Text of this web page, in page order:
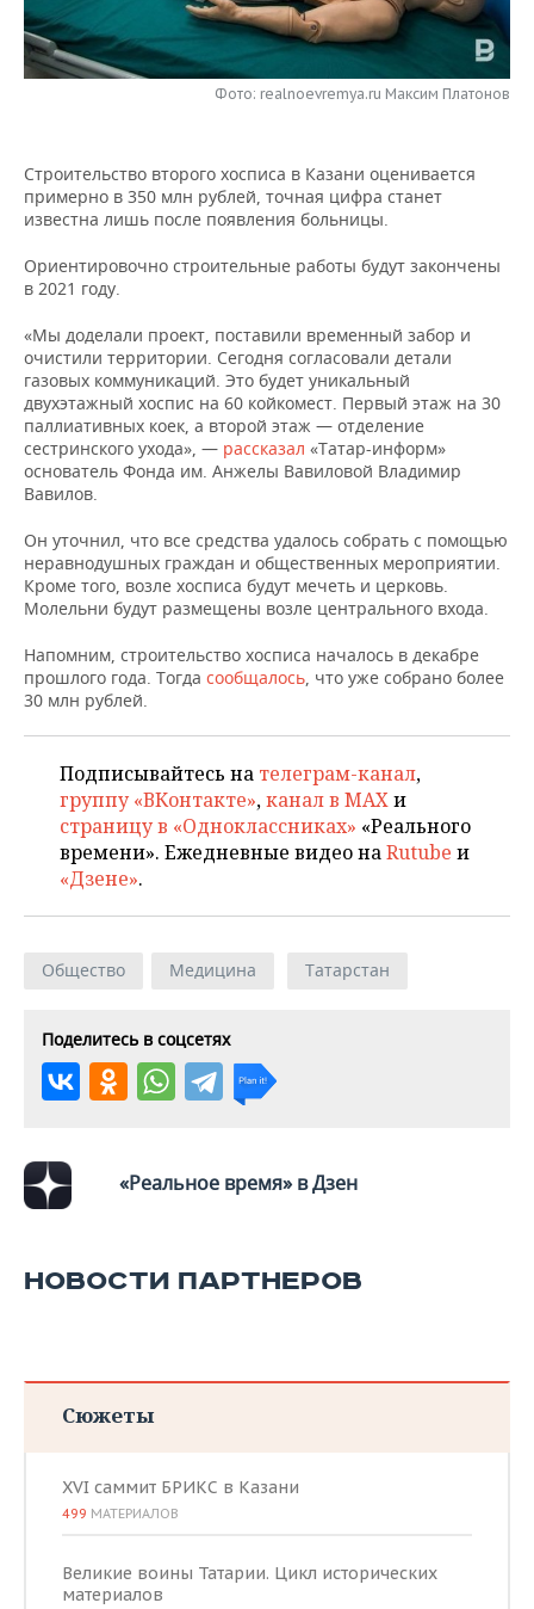
НЕФТЬ
ЭНЕРГЕТИКА
РОЗНИЧНАЯ ТОРГОВЛЯ
НОВОСТИ ТЕХНОЛОГИЙ
ТЕЛЕКОММУНИКАЦИИ
МЕРОПРИЯТИЯ
НОВОСТИ МЕРОПРИЯТИЙ
БИЗНЕС-БРАНЧИ
ONLINE-КОНФЕРЕНЦИИ
ФУТБОЛ
ХОККЕЙ
ВОЛЕЙБОЛ
КИБЕРСПОРТ
ФИГУРНОЕ КАТАНИЕ
ВОДНЫЕ ВИДЫ СПОРТА
ХОККЕЙ С МЯЧОМ
НОВОСТИ ОБЩЕСТВА
ВЛАСТЬ
ИСТОРИЯ
КУЛЬТУРА
МЕДИЦИНА
ОБРАЗОВАНИЕ
ПРОИСШЕСТВИЯ
ФОТОГАЛЕРЕЯ
СЮЖЕТЫ
СПИСОК ПЕРСОН
СПИСОК КОМПАНИЙ
ПОЛНАЯ ВЕРСИЯ
Фото: realnoevremya.ru Максим Платонов
Строительство второго хосписа в Казани оценивается
примерно в 350 млн рублей, точная цифра станет
известна лишь после появления больницы.
Ориентировочно строительные работы будут закончены
в 2021 году.
«Мы доделали проект, поставили временный забор и
очистили территории. Сегодня согласовали детали
газовых коммуникаций. Это будет уникальный
двухэтажный хоспис на 60 койкомест. Первый этаж на 30
паллиативных коек, а второй этаж — отделение
сестринского ухода», — рассказал «Татар-информ»
основатель Фонда им. Анжелы Вавиловой Владимир
Вавилов.
Он уточнил, что все средства удалось собрать с помощью
неравнодушных граждан и общественных мероприятии.
Кроме того, возле хосписа будут мечеть и церковь.
Молельни будут размещены возле центрального входа.
Напомним, строительство хосписа началось в декабре
прошлого года. Тогда сообщалось, что уже собрано более
30 млн рублей.
Подписывайтесь на телеграм-канал,
группу «ВКонтакте»,канал в MAXи
страницу в «Одноклассниках» «Реального
времени». Ежедневные видео наRutube и
«Дзене».
Общество Медицина Татарстан
Поделитесь в соцсетях
«Реальное время» в Дзен
НОВОСТИ ПАРТНЕРОВ
Сюжеты
XVI саммит БРИКС в Казани
499 МАТЕРИАЛОВ
Великие воины Татарии. Цикл исторических
материалов